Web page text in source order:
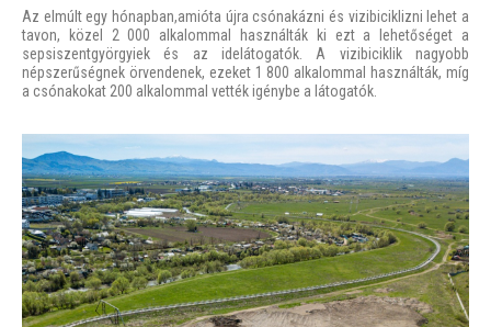
Az elmúlt egy hónapban,amióta újra csónakázni és vizibiciklizni lehet a
tavon, közel 2 000 alkalommal használták ki ezt a lehetőséget a
sepsiszentgyörgyiek és az idelátogatók. A vizibiciklik nagyobb
népszerűségnek örvendenek, ezeket 1 800 alkalommal használták, míg
a csónakokat 200 alkalommal vették igénybe a látogatók.